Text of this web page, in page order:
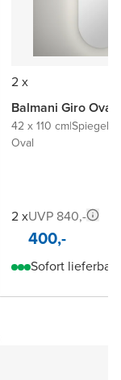
2 x
Balmani Giro Oval
42 x 110 cm|Spiegel
Oval
2 xUVP 840,-
400,-
Sofort lieferbar